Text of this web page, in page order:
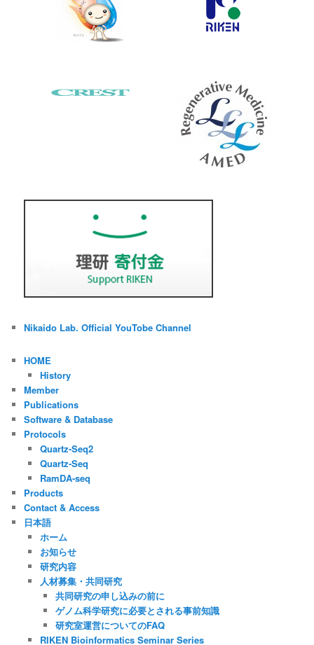
Nikaido Lab. Official YouTobe Channel
HOME
History
Member
Publications
Software & Database
Protocols
Quartz-Seq2
Quartz-Seq
RamDA-seq
Products
Contact & Access
日本語
ホーム
お知らせ
研究内容
人材募集・共同研究
共同研究の申し込みの前に
ゲノム科学研究に必要とされる事前知識
研究室運営についてのFAQ
RIKEN Bioinformatics Seminar Series